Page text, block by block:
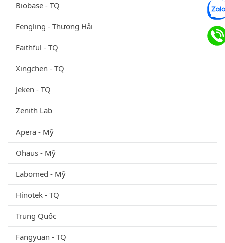
Biobase - TQ
Fengling - Thượng Hải
Faithful - TQ
Xingchen - TQ
Jeken - TQ
Zenith Lab
Apera - Mỹ
Ohaus - Mỹ
Labomed - Mỹ
Hinotek - TQ
Trung Quốc
Fangyuan - TQ